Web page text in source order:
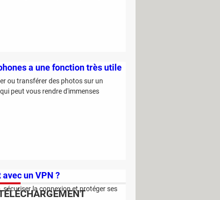
a une fonction très utile
ou transférer des photos sur un
peut vous rendre d'immenses
un VPN ?
la connexion et protéger ses